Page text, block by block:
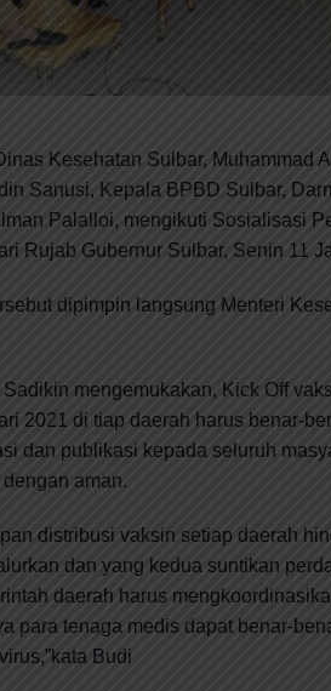
Kesehatan Sulbar, Muhammad
Sanusi, Kepala BPBD Sulbar,
Palalloi, mengikuti Sosialisasi
Rujab Gubernur Sulbar, Senin 11
dipimpin langsung Menteri
mengemukakan, Kick Off
2021 di tiap daerah harus benar-
dan publikasi kepada seluruh
aman.
distribusi vaksin setiap daerah
dan yang kedua suntikan
daerah harus
para tenaga medis dapat benar-
Budi